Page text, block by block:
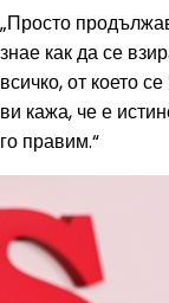
„Просто
знае как да се
всичко, от което
ви кажа, че е
го правим.“